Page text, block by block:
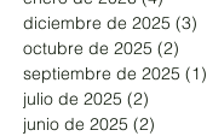
diciembre de 2025 (3)
octubre de 2025 (2)
septiembre de 2025 (1)
julio de 2025 (2)
junio de 2025 (2)